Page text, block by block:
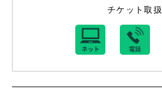
チケット取扱